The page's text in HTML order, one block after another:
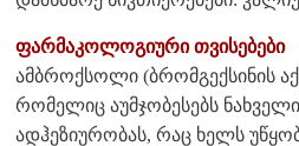
ფარმაკოლოგიური თვისებები
ამბროქსოლი (ბრომგექსინის
რომელიც აუმჯობესებს
ადჰეზიურობას, რაც ხელს